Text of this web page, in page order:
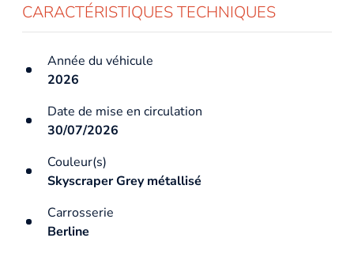
CARACTÉRISTIQUES TECHNIQUES
Année du véhicule
2026
Date de mise en circulation
30/07/2026
Couleur(s)
Skyscraper Grey métallisé
Carrosserie
Berline